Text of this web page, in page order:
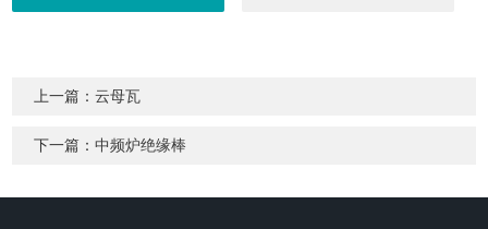
上一篇：云母瓦
下一篇：中频炉绝缘棒